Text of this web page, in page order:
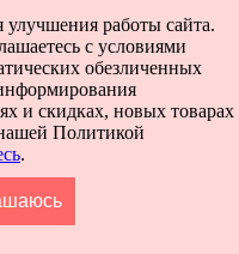
Гражданского кодекса
бесплатную
вас вопросам. Наш
работы сайта.
с условиями
обезличенных
и скидках, новых товарах
Политикой
.